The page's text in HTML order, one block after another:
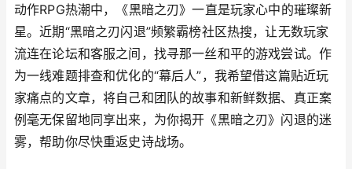
动作RPG热潮中，《黑暗之刃》一直是玩家心中的璀璨新
星。近期“黑暗之刃闪退”频繁霸榜社区热搜，让无数玩家
流连在论坛和客服之间，找寻那一丝和平的游戏尝试。作
为一线难题排查和优化的“幕后人”，我希望借这篇贴近玩
家痛点的文章，将自己和团队的故事和新鲜数据、真正案
例毫无保留地同享出来，为你揭开《黑暗之刃》闪退的迷
雾，帮助你尽快重返史诗战场。